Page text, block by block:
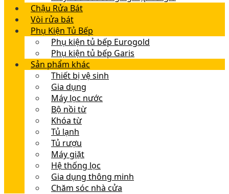
Chậu Rửa Bát
Vòi rửa bát
Phụ Kiện Tủ Bếp
Phụ kiện tủ bếp Eurogold
Phụ kiện tủ bếp Garis
Sản phẩm khác
Thiết bị vệ sinh
Gia dụng
Máy lọc nước
Bộ nồi từ
Khóa từ
Tủ lạnh
Tủ rượu
Máy giặt
Hệ thống lọc
Gia dụng thông minh
Chăm sóc nhà cửa